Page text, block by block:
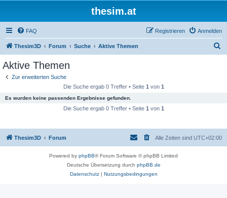
thesim.at
FAQ Anmelden
Registrieren
Thesim3D Forum Suche Aktive Themen
Aktive Themen
Zur erweiterten Suche
Die Suche ergab 0 Treffer • Seite 1 von 1
Es wurden keine passenden Ergebnisse gefunden.
Die Suche ergab 0 Treffer • Seite 1 von 1
Thesim3D Forum Alle Zeiten sind UTC+02:00
Powered by phpBB® Forum Software © phpBB Limited
Deutsche Übersetzung durch phpBB.de
Datenschutz| Nutzungsbedingungen